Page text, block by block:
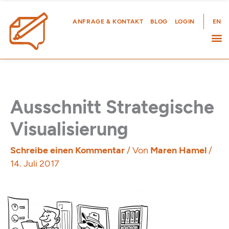
Inhalt
springen
ANFRAGE & KONTAKT BLOG LOGIN EN
Ausschnitt Strategische
Visualisierung
Schreibe einen Kommentar/ Von Maren Hamel/
14. Juli 2017